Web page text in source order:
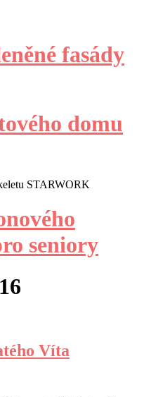
fasády
domu
seniory
Víta